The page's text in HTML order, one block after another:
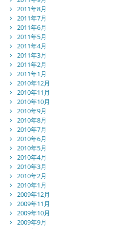
2011年8月
2011年7月
2011年6月
2011年5月
2011年4月
2011年3月
2011年2月
2011年1月
2010年12月
2010年11月
2010年10月
2010年9月
2010年8月
2010年7月
2010年6月
2010年5月
2010年4月
2010年3月
2010年2月
2010年1月
2009年12月
2009年11月
2009年10月
2009年9月